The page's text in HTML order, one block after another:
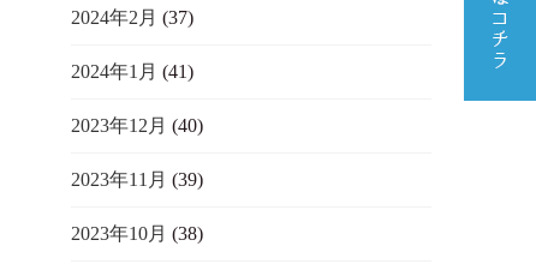
2024年2月 (37)
2024年1月 (41)
2023年12月 (40)
2023年11月 (39)
2023年10月 (38)